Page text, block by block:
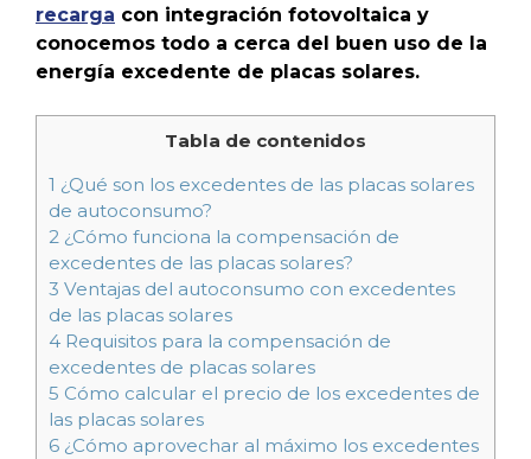
recarga con integración fotovoltaica y
conocemos todo a cerca del buen uso de la
energía excedente de placas solares.
Tabla de contenidos
1 ¿Qué son los excedentes de las placas solares
de autoconsumo?
2 ¿Cómo funciona la compensación de
excedentes de las placas solares?
3 Ventajas del autoconsumo con excedentes
de las placas solares
4 Requisitos para la compensación de
excedentes de placas solares
5 Cómo calcular el precio de los excedentes de
las placas solares
6 ¿Cómo aprovechar al máximo los excedentes